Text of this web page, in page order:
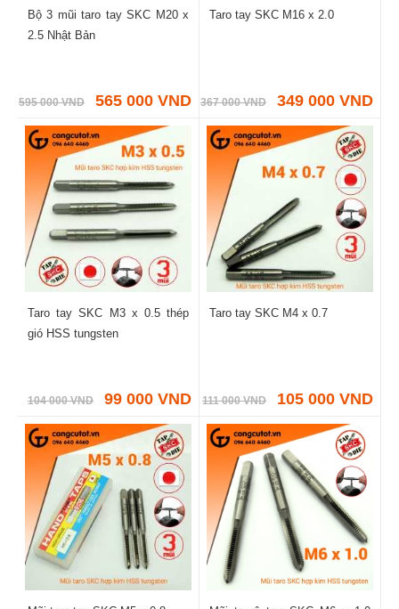
Bộ 3 mũi taro tay SKC M20 x
2.5 Nhật Bản
595 000 VND 565 000 VND
Taro tay SKC M16 x 2.0
367 000 VND 349 000 VND
Taro tay SKC M3 x 0.5 thép
gió HSS tungsten
104 000 VND 99 000 VND
Taro tay SKC M4 x 0.7
111 000 VND 105 000 VND